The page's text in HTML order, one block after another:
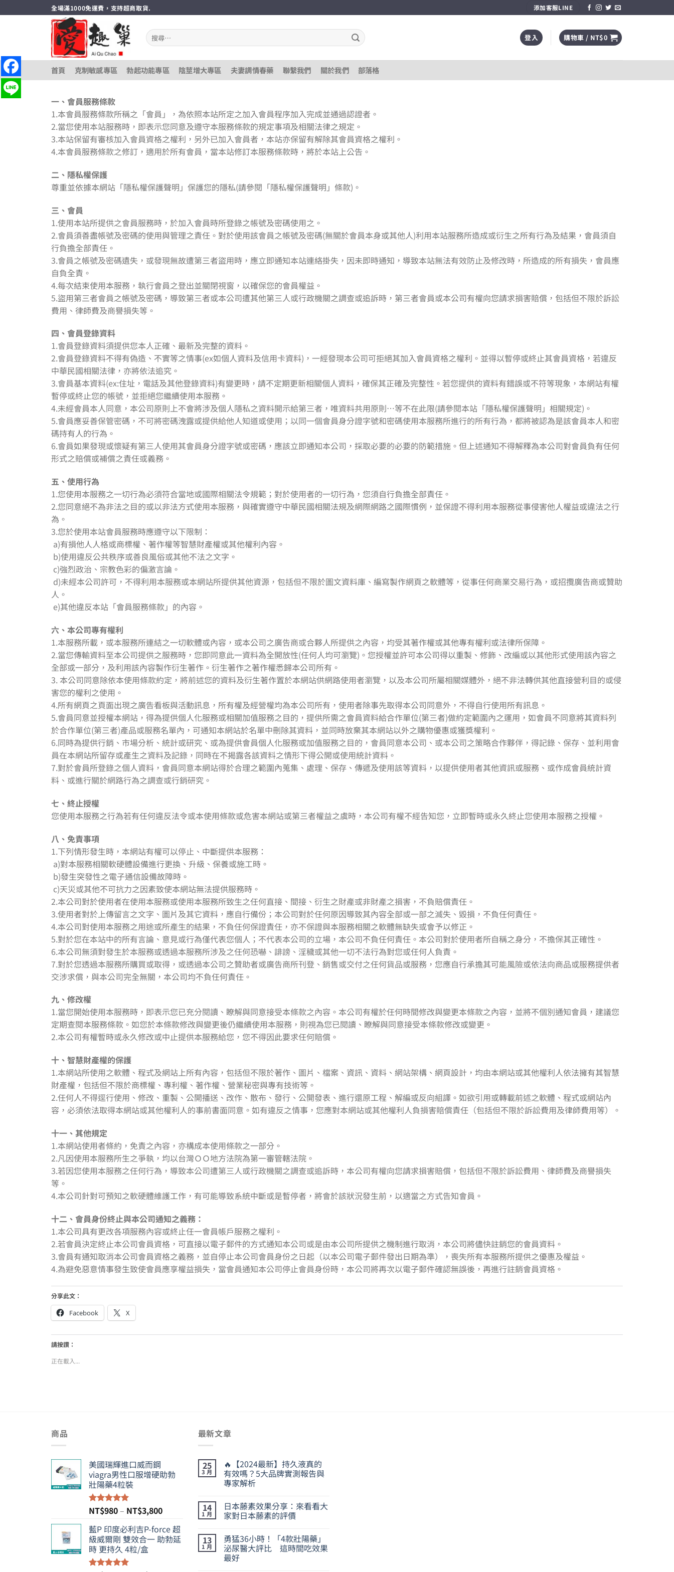
轉
容
全場滿1000免運費，支持超商取貨. 添加客服LINE
搜
尋
鍵
字:
登入 購物車 / NT$0
首頁 克制敏感專區 勃起功能專區 陰莖增大專區 夫妻調情春藥 聯繫我們 關於我們 部落格
一、會員服務條款
1.本會員服務條款所稱之「會員」，為依照本站所定之加入會員程序加入完成並通過認證者。
2.當您使用本站服務時，即表示您同意及遵守本服務條款的規定事項及相關法律之規定。
3.本站保留有審核加入會員資格之權利，另外已加入會員者，本站亦保留有解除其會員資格之權利。
4.本會員服務條款之修訂，適用於所有會員，當本站修訂本服務條款時，將於本站上公告。
二、隱私權保護
尊重並依據本網站「隱私權保護聲明」保護您的隱私(請參閱「隱私權保護聲明」條款)。
三、會員
1.使用本站所提供之會員服務時，於加入會員時所登錄之帳號及密碼使用之。
2.會員須善盡帳號及密碼的使用與管理之責任。對於使用該會員之帳號及密碼(無關於會員本身或其他人)利用本站服務所造成或衍生之所有行為及結果，會員須自
行負擔全部責任。
3.會員之帳號及密碼遺失，或發現無故遭第三者盜用時，應立即通知本站連絡掛失，因未即時通知，導致本站無法有效防止及修改時，所造成的所有損失，會員應
自負全責。
4.每次結束使用本服務，執行會員之登出並關閉視窗，以確保您的會員權益。
5.盜用第三者會員之帳號及密碼，導致第三者或本公司遭其他第三人或行政機關之調查或追訴時，第三者會員或本公司有權向您請求損害賠償，包括但不限於訴訟
費用、律師費及商譽損失等。
四、會員登錄資料
1.會員登錄資料須提供您本人正確、最新及完整的資料。
2.會員登錄資料不得有偽造、不實等之情事(ex如個人資料及信用卡資料)，一經發現本公司可拒絕其加入會員資格之權利。並得以暫停或終止其會員資格，若違反
中華民國相關法律，亦將依法追究。
3.會員基本資料(ex:住址，電話及其他登錄資料)有變更時，請不定期更新相關個人資料，確保其正確及完整性。若您提供的資料有錯誤或不符等現象，本網站有權
暫停或終止您的帳號，並拒絕您繼續使用本服務。
4.未經會員本人同意，本公司原則上不會將涉及個人隱私之資料開示給第三者，唯資料共用原則…等不在此限(請參閱本站「隱私權保護聲明」相關規定)。
5.會員應妥善保管密碼，不可將密碼洩露或提供給他人知道或使用；以同一個會員身分證字號和密碼使用本服務所進行的所有行為，都將被認為是該會員本人和密
碼持有人的行為。
6.會員如果發現或懷疑有第三人使用其會員身分證字號或密碼，應該立即通知本公司，採取必要的必要的防範措施。但上述通知不得解釋為本公司對會員負有任何
形式之賠償或補償之責任或義務。
五、使用行為
1.您使用本服務之一切行為必須符合當地或國際相關法令規範；對於使用者的一切行為，您須自行負擔全部責任。
2.您同意絕不為非法之目的或以非法方式使用本服務，與確實遵守中華民國相關法規及網際網路之國際慣例，並保證不得利用本服務從事侵害他人權益或違法之行
為。
3.您於使用本站會員服務時應遵守以下限制：
a)有損他人人格或商標權、著作權等智慧財產權或其他權利內容。
b)使用違反公共秩序或善良風俗或其他不法之文字。
c)強烈政治、宗教色彩的偏激言論。
d)未經本公司許可，不得利用本服務或本網站所提供其他資源，包括但不限於圖文資料庫、編寫製作網頁之軟體等，從事任何商業交易行為，或招攬廣告商或贊助
人。
e)其他違反本站「會員服務條款」的內容。
六、本公司專有權利
1.本服務所載，或本服務所連結之一切軟體或內容，或本公司之廣告商或合夥人所提供之內容，均受其著作權或其他專有權利或法律所保障。
2.當您傳輸資料至本公司提供之服務時，您即同意此一資料為全開放性(任何人均可瀏覽)。您授權並許可本公司得以重製、修飾、改編或以其他形式使用該內容之
全部或一部分，及利用該內容製作衍生著作。衍生著作之著作權悉歸本公司所有。
3. 本公司同意除依本使用條款約定，將前述您的資料及衍生著作置於本網站供網路使用者瀏覽，以及本公司所屬相關媒體外，絕不非法轉供其他直接營利目的或侵
害您的權利之使用。
4.所有網頁之頁面出現之廣告看板與活動訊息，所有權及經營權均為本公司所有，使用者除事先取得本公司同意外，不得自行使用所有訊息。
5.會員同意並授權本網站，得為提供個人化服務或相關加值服務之目的，提供所需之會員資料給合作單位(第三者)做約定範圍內之運用，如會員不同意將其資料列
於合作單位(第三者)產品或服務名單內，可通知本網站於名單中刪除其資料，並同時放棄其本網站以外之購物優惠或獲獎權利。
6.同時為提供行銷、市場分析、統計或研究、或為提供會員個人化服務或加值服務之目的，會員同意本公司、或本公司之策略合作夥伴，得記錄、保存、並利用會
員在本網站所留存或產生之資料及記錄，同時在不揭露各該資料之情形下得公開或使用統計資料。
7.對於會員所登錄之個人資料，會員同意本網站得於合理之範圍內蒐集、處理、保存、傳遞及使用該等資料，以提供使用者其他資訊或服務、或作成會員統計資
料、或進行關於網路行為之調查或行銷研究。
七、終止授權
您使用本服務之行為若有任何違反法令或本使用條款或危害本網站或第三者權益之虞時，本公司有權不經告知您，立即暫時或永久終止您使用本服務之授權。
八、免責事項
1.下列情形發生時，本網站有權可以停止、中斷提供本服務：
a)對本服務相關軟硬體設備進行更換、升級、保養或施工時。
b)發生突發性之電子通信設備故障時。
c)天災或其他不可抗力之因素致使本網站無法提供服務時。
2.本公司對於使用者在使用本服務或使用本服務所致生之任何直接、間接、衍生之財產或非財產之損害，不負賠償責任。
3.使用者對於上傳留言之文字、圖片及其它資料，應自行備份；本公司對於任何原因導致其內容全部或一部之滅失、毀損，不負任何責任。
4.本公司對使用本服務之用途或所產生的結果，不負任何保證責任，亦不保證與本服務相關之軟體無缺失或會予以修正。
5.對於您在本站中的所有言論、意見或行為僅代表您個人；不代表本公司的立場，本公司不負任何責任。本公司對於使用者所自稱之身分，不擔保其正確性。
6.本公司無須對發生於本服務或透過本服務所涉及之任何恐嚇、誹謗、淫穢或其他一切不法行為對您或任何人負責。
7.對於您透過本服務所購買或取得，或透過本公司之贊助者或廣告商所刊登、銷售或交付之任何貨品或服務，您應自行承擔其可能風險或依法向商品或服務提供者
交涉求償，與本公司完全無關，本公司均不負任何責任。
九、修改權
1.當您開始使用本服務時，即表示您已充分閱讀、瞭解與同意接受本條款之內容。本公司有權於任何時間修改與變更本條款之內容，並將不個別通知會員，建議您
定期查閱本服務條款。如您於本條款修改與變更後仍繼續使用本服務，則視為您已閱讀、瞭解與同意接受本條款修改或變更。
2.本公司有權暫時或永久修改或中止提供本服務給您，您不得因此要求任何賠償。
十、智慧財產權的保護
1.本網站所使用之軟體、程式及網站上所有內容，包括但不限於著作、圖片、檔案、資訊、資料、網站架構、網頁設計，均由本網站或其他權利人依法擁有其智慧
財產權，包括但不限於商標權、專利權、著作權、營業秘密與專有技術等。
2.任何人不得逕行使用、修改、重製、公開播送、改作、散布、發行、公開發表、進行還原工程、解編或反向組譯。如欲引用或轉載前述之軟體、程式或網站內
容，必須依法取得本網站或其他權利人的事前書面同意。如有違反之情事，您應對本網站或其他權利人負損害賠償責任（包括但不限於訴訟費用及律師費用等）。
十一、其他規定
1.本網站使用者條約，免責之內容，亦構成本使用條款之一部分。
2.凡因使用本服務所生之爭執，均以台灣ＯＯ地方法院為第一審管轄法院。
3.若因您使用本服務之任何行為，導致本公司遭第三人或行政機關之調查或追訴時，本公司有權向您請求損害賠償，包括但不限於訴訟費用、律師費及商譽損失
等。
4.本公司針對可預知之軟硬體維護工作，有可能導致系統中斷或是暫停者，將會於該狀況發生前，以適當之方式告知會員。
十二、會員身份終止與本公司通知之義務：
1.本公司具有更改各項服務內容或終止任一會員帳戶服務之權利。
2.若會員決定終止本公司會員資格，可直接以電子郵件的方式通知本公司或是由本公司所提供之機制進行取消，本公司將儘快註銷您的會員資料。
3.會員有通知取消本公司會員資格之義務，並自停止本公司會員身份之日起（以本公司電子郵件發出日期為準），喪失所有本服務所提供之優惠及權益。
4.為避免惡意情事發生致使會員應享權益損失，當會員通知本公司停止會員身份時，本公司將再次以電子郵件確認無誤後，再進行註銷會員資格。
分享此文：
Facebook X
請按讚：
正在載入...
商品
美國瑞輝進口威而鋼
viagra男性口服增硬助勃
壯陽藥4粒裝
評分5.00
滿分 5
NT$980– NT$3,800價
範
圍：
藍P 印度必利吉P-force 超
級威爾剛 雙效合一 助勃延
時 更持久 4粒/盒
最新文章
25
3 月
🔥【2024最新】持久液真的
有效嗎？5大品牌實測報告與
專家解析
14
1 月
日本藤素效果分享：來看看大
家對日本藤素的評價
13
1 月
勇猛36小時！「4款壯陽藥」
泌尿醫大評比 這時間吃效果
最好